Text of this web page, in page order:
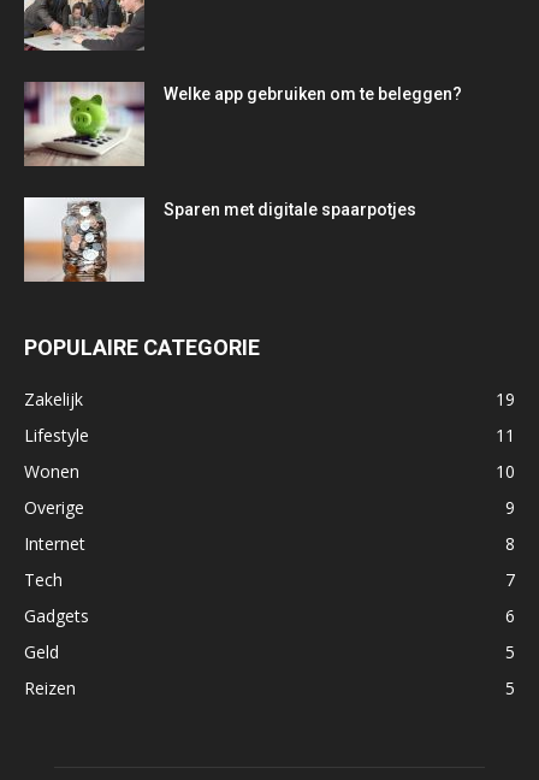
Welke app gebruiken om te beleggen?
Sparen met digitale spaarpotjes
POPULAIRE CATEGORIE
Zakelijk
19
Lifestyle
11
Wonen
10
Overige
9
Internet
8
Tech
7
Gadgets
6
Geld
5
Reizen
5